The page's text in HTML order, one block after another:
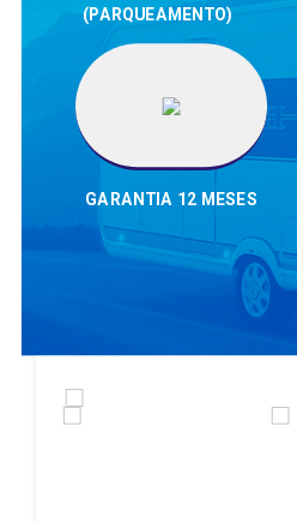
(PARQUEAMENTO)
GARANTIA 12 MESES